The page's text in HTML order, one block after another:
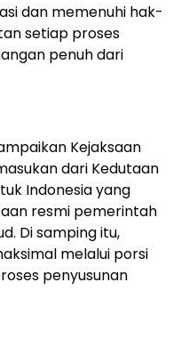
dan memenuhi hak-
setiap proses
penuh dari
Kejaksaan
dari Kedutaan
Indonesia yang
resmi pemerintah
Di samping itu,
melalui porsi
penyusunan